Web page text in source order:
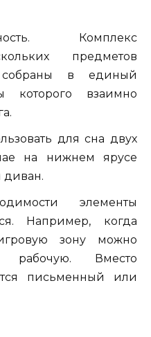
Комплекс
предметов
в единый
которого взаимно
для сна двух
на нижнем ярусе
диван.
элементы
Например, когда
зону можно
рабочую. Вместо
письменный или